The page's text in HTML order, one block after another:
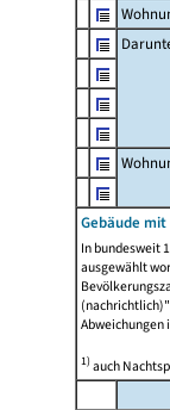
Gebäude
In bundesweit
ausgewählt
Abweichungen
1)auch